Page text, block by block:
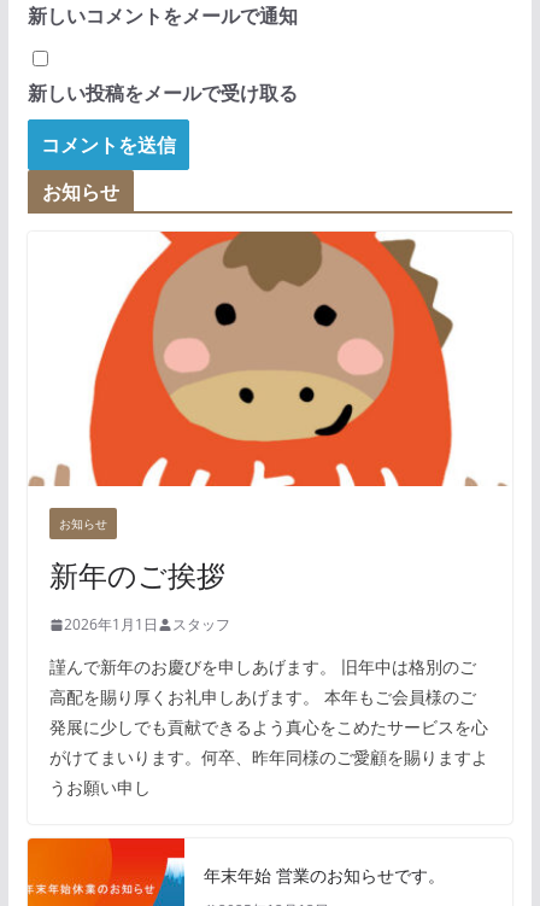
新しいコメントをメールで通知
新しい投稿をメールで受け取る
お知らせ
お知らせ
新年のご挨拶
2026年1月1日 スタッフ
謹んで新年のお慶びを申しあげます。 旧年中は格別のご
高配を賜り厚くお礼申しあげます。 本年もご会員様のご
発展に少しでも貢献できるよう真心をこめたサービスを心
がけてまいります。何卒、昨年同様のご愛顧を賜りますよ
うお願い申し
年末年始 営業のお知らせです。